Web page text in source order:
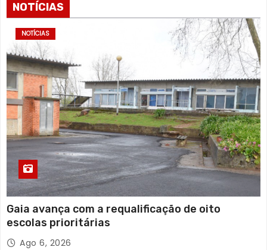
NOTÍCIAS
NOTÍCIAS
Gaia avança com a requalificação de oito
escolas prioritárias
Ago 6, 2026